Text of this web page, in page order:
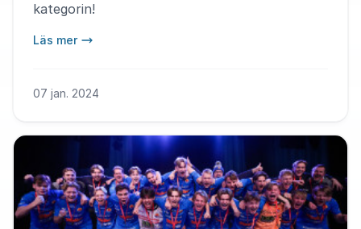
kategorin!
Läs mer
07 jan. 2024